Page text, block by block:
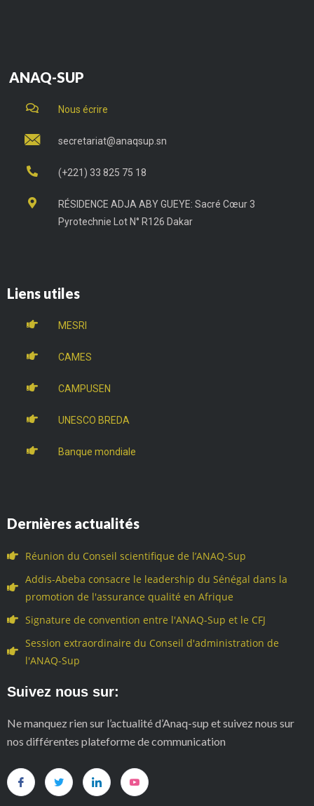
ANAQ-SUP
Nous écrire
secretariat@anaqsup.sn
(+221) 33 825 75 18
RÉSIDENCE ADJA ABY GUEYE: Sacré Cœur 3
Pyrotechnie Lot N° R126 Dakar
Liens utiles
MESRI
CAMES
CAMPUSEN
UNESCO BREDA
Banque mondiale
Dernières actualités
Réunion du Conseil scientifique de l’ANAQ-Sup
Addis-Abeba consacre le leadership du Sénégal dans la
promotion de l'assurance qualité en Afrique
Signature de convention entre l'ANAQ-Sup et le CFJ
Session extraordinaire du Conseil d'administration de
l'ANAQ-Sup
Suivez nous sur:
Ne manquez rien sur l’actualité d’Anaq-sup et suivez nous sur
nos différentes plateforme de communication